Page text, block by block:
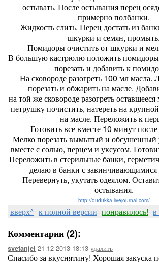
остывать. После остывания перец
примерно полбанки.
Жидкость слить. Перец достать из
шкурки и семян, промыть.
Помидоры очистить от шкурки и
В большую кастрюлю положить
порезать и добавить к
На сковороде разогреть 100 мл масла.
порезать и обжарить на масле.
на той же сковороде разогреть
петрушку почистить, натереть на
на масле. Переложить к
Готовить все вместе 10 минут
Мелко порезать вымытый и обсушенный
вместе с солью, перцем и уксусом.
Переложить в стерильные банки,
делаю в банки с
Перевернуть, укутать одеялом.
остывания.
http://dudukka.livejournal.com/
вверх^ к полной версии понравилось!
Комментарии (2):
svetanjel 21-12-2013-18:13 удалить
Спасибо за вкуснятину! Хорошая закуска